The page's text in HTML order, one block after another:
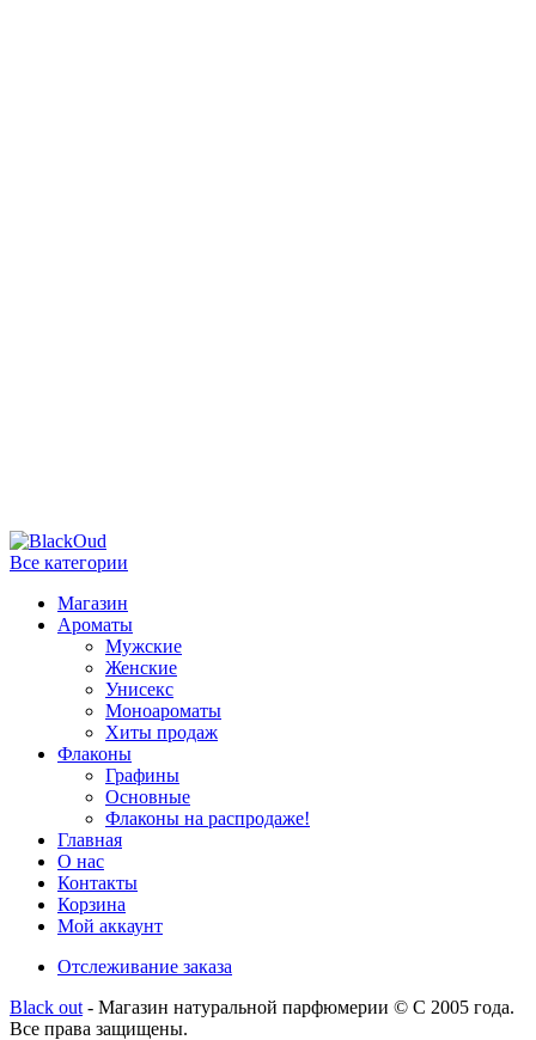
Все категории
Магазин
Ароматы
Мужские
Женские
Унисекс
Моноароматы
Хиты продаж
Флаконы
Графины
Основные
Флаконы на распродаже!
Главная
О нас
Контакты
Корзина
Мой аккаунт
Отслеживание заказа
Black out - Магазин натуральной парфюмерии © С 2005 года.
Все права защищены.